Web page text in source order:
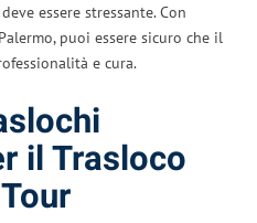
essere stressante. Con
puoi essere sicuro che il
e cura.
il Trasloco